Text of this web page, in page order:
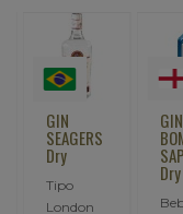
GIN
SEAGERS
Dry
Tipo
London
GIN
Dry